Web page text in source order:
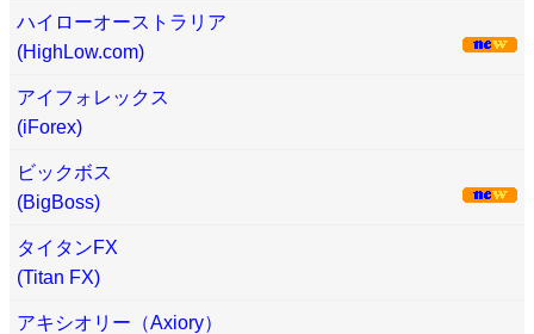
ハイローオーストラリア
(HighLow.com)
アイフォレックス
(iForex)
ビックボス
(BigBoss)
タイタンFX
(Titan FX)
アキシオリー（Axiory）